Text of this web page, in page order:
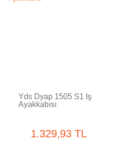
Yds Dyap 1505 S1 İş
Ayakkabısı
1.329,93 TL